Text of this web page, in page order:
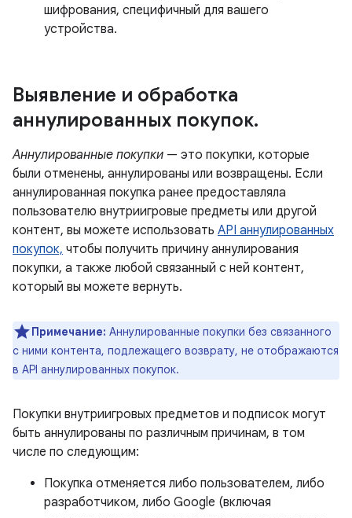
шифрования, специфичный для вашего
устройства.
Выявление и обработка
аннулированных покупок.
Аннулированные покупки — это покупки, которые
были отменены, аннулированы или возвращены. Если
аннулированная покупка ранее предоставляла
пользователю внутриигровые предметы или другой
контент, вы можете использовать API аннулированных
покупок, чтобы получить причину аннулирования
покупки, а также любой связанный с ней контент,
который вы можете вернуть.
Примечание: Аннулированные покупки без связанного
с ними контента, подлежащего возврату, не отображаются
в API аннулированных покупок.
Покупки внутриигровых предметов и подписок могут
быть аннулированы по различным причинам, в том
числе по следующим:
Покупка отменяется либо пользователем, либо
разработчиком, либо Google (включая